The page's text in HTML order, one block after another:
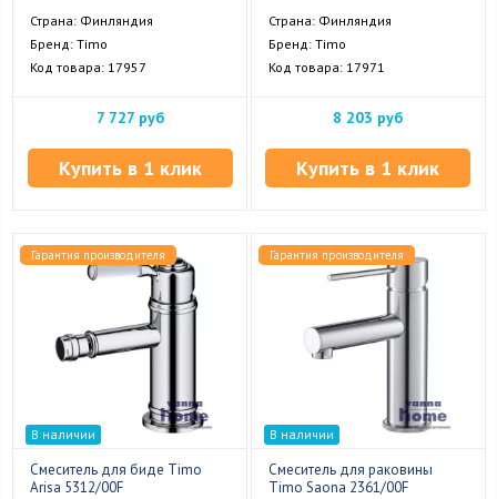
Страна: Финляндия
Бренд: Timo
Код товара: 17957
7 727 руб
Купить в 1 клик
Страна: Финляндия
Бренд: Timo
Код товара: 17971
8 203 руб
Купить в 1 клик
Гарантия производителя
В наличии
Смеситель для биде Timo
Arisa 5312/00F
Гарантия производителя
В наличии
Смеситель для раковины
Timo Saona 2361/00F